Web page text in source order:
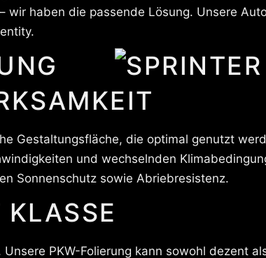
haben die passende Lösung. Unsere
Gestaltungsfläche, die optimal genutzt
und wechselnden
Sonnenschutz sowie Abriebresistenz.
PKW-Folierung kann sowohl dezent